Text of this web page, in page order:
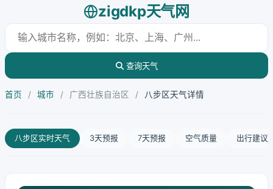
zigdkp天气网
查询天气
首页 / 城市 / 广西壮族自治区 / 八步区天气详情
八步区实时天气 3天预报 7天预报 空气质量 出行建议